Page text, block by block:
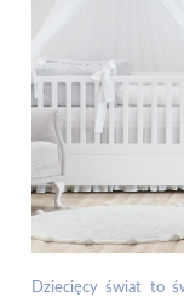
Dziecięcy świat to